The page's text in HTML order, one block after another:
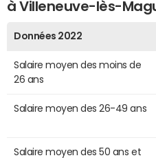
à Villeneuve-lès-
Données 2022
Salaire moyen des moins de
26 ans
Salaire moyen des 26-49 ans
Salaire moyen des 50 ans et